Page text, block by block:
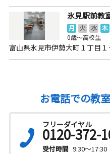
氷見駅前教
月 火 水 木
0歳～高校生
富山県氷見市伊勢大町１丁目１
お電話での教
フリーダイヤル
0120-372-
受付時間 9:30～17:30